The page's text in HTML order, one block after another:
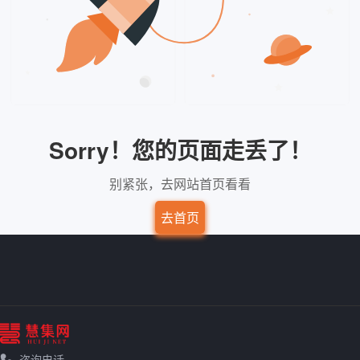
Sorry！您的页面走丢了！
别紧张，去网站首页看看
去首页